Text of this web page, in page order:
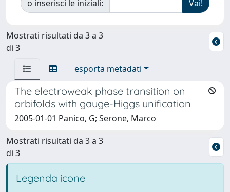
o inserisci le iniziali:
Mostrati risultati da 3 a 3
di 3
esporta metadati
The electroweak phase transition on
orbifolds with gauge-Higgs unification
2005-01-01 Panico, G; Serone, Marco
Mostrati risultati da 3 a 3
di 3
Legenda icone